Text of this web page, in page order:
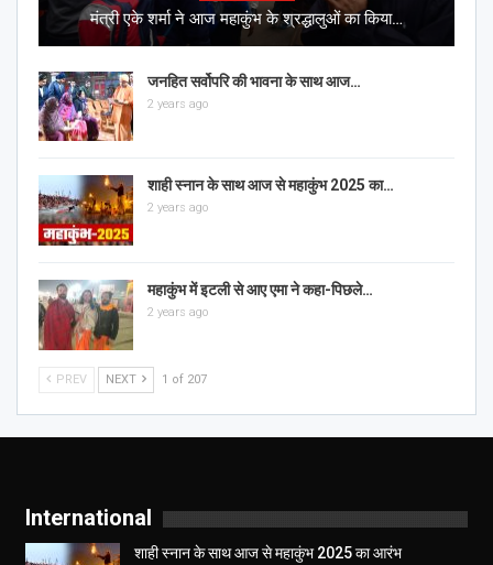
मंत्री एके शर्मा ने आज महाकुंभ के श्रद्धालुओं का किया…
जनहित सर्वोपरि की भावना के साथ आज…
2 years ago
शाही स्नान के साथ आज से महाकुंभ 2025 का…
2 years ago
महाकुंभ में इटली से आए एमा ने कहा-पिछले…
2 years ago
PREV NEXT 1 of 207
International
शाही स्नान के साथ आज से महाकुंभ 2025 का आरंभ